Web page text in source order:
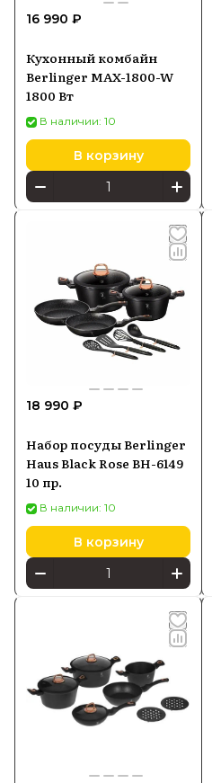
16 990 ₽
Кухонный комбайн
Berlinger MAX-1800-W
1800 Вт
В наличии: 10
В корзину
18 990 ₽
Набор посуды Berlinger
Haus Black Rose BH-6149
10 пр.
В наличии: 10
В корзину